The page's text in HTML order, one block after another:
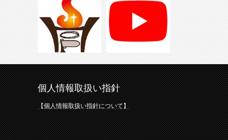
個人情報取扱い指針
【個人情報取扱い指針について】